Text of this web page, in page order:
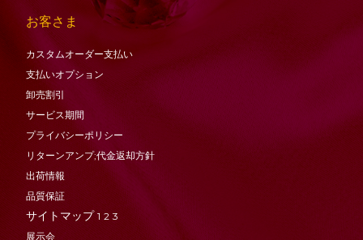
お客さま
カスタムオーダー支払い
支払いオプション
卸売割引
サービス期間
プライバシーポリシー
リターンアンプ;代金返却方針
出荷情報
品質保証
サイトマップ 1 2 3
展示会